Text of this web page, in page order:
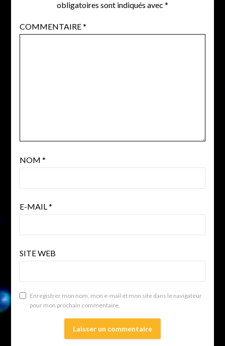
obligatoires sont indiqués avec *
COMMENTAIRE*
NOM *
E-MAIL *
SITE WEB
Enregistrer mon nom, mon e-mail et mon site dans le navigateur
pour mon prochain commentaire.